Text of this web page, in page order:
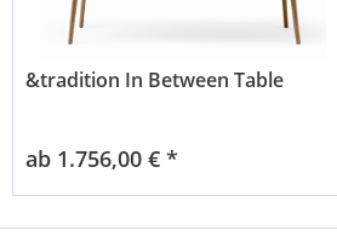
&tradition In Between Table
ab 1.756,00 € *